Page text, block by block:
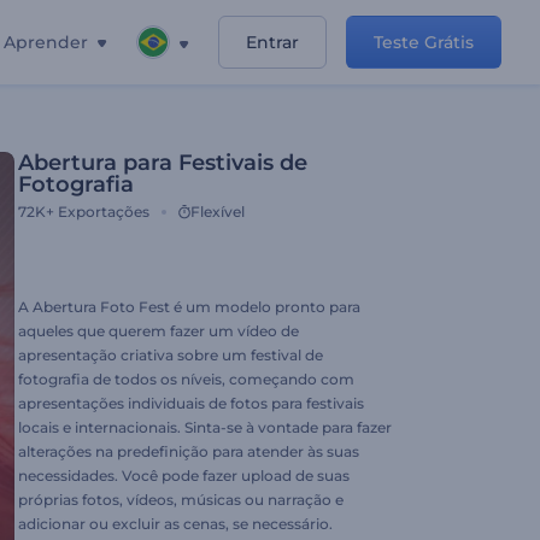
Aprender Entrar Teste Grátis
Abertura para Festivais de
Fotografia
72K+ Exportações Flexível
A Abertura Foto Fest é um modelo pronto para
aqueles que querem fazer um vídeo de
apresentação criativa sobre um festival de
fotografia de todos os níveis, começando com
apresentações individuais de fotos para festivais
locais e internacionais. Sinta-se à vontade para fazer
alterações na predefinição para atender às suas
necessidades. Você pode fazer upload de suas
próprias fotos, vídeos, músicas ou narração e
adicionar ou excluir as cenas, se necessário.